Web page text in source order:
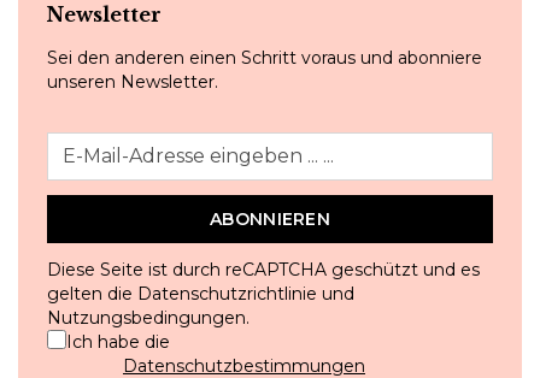
Newsletter
Sei den anderen einen Schritt voraus und abonniere
unseren Newsletter.
ABONNIEREN
Diese Seite ist durch reCAPTCHA geschützt und es
gelten die Datenschutzrichtlinie und
Nutzungsbedingungen.
Ich habe die
Datenschutzbestimmungen